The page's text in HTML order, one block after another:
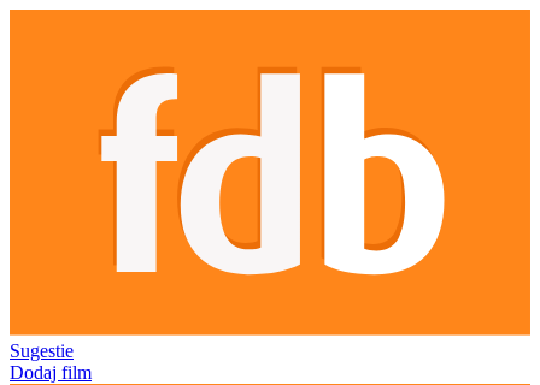
Sugestie
Dodaj film